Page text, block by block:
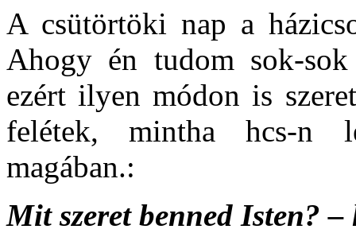
A csütörtöki nap a
Ahogy én tudom sok-
ezért ilyen módon is
felétek, mintha hcs-n
magában.:
Mit szeret benned Isten? –